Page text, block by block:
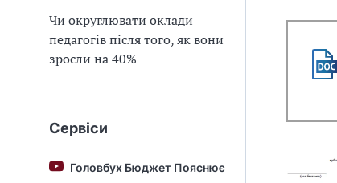
Чи округлювати оклади
педагогів після того, як вони
зросли на 40%
Сервіси
Головбух Бюджет Пояснює